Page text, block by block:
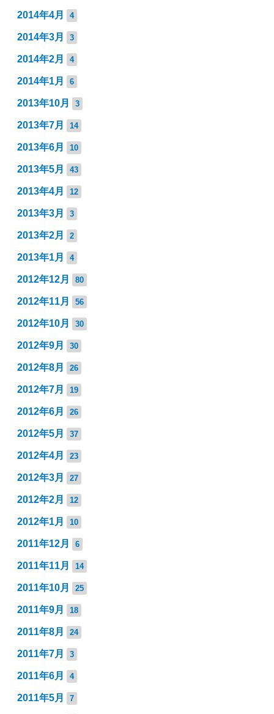
2014年4月 4
2014年3月 3
2014年2月 4
2014年1月 6
2013年10月 3
2013年7月 14
2013年6月 10
2013年5月 43
2013年4月 12
2013年3月 3
2013年2月 2
2013年1月 4
2012年12月 80
2012年11月 56
2012年10月 30
2012年9月 30
2012年8月 26
2012年7月 19
2012年6月 26
2012年5月 37
2012年4月 23
2012年3月 27
2012年2月 12
2012年1月 10
2011年12月 6
2011年11月 14
2011年10月 25
2011年9月 18
2011年8月 24
2011年7月 3
2011年6月 4
2011年5月 7